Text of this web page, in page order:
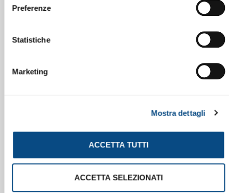
Preferenze
Statistiche
Marketing
Mostra dettagli
ACCETTA TUTTI
ACCETTA SELEZIONATI